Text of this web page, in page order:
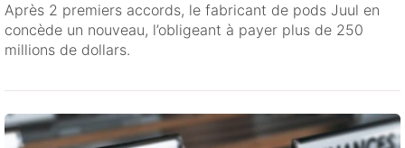
Après 2 premiers accords, le fabricant de pods Juul en
concède un nouveau, l’obligeant à payer plus de 250
millions de dollars.